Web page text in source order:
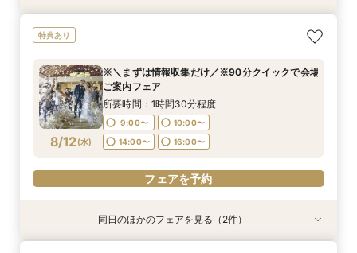
8/11(火)
【菊水楼FULL体験】15大特典＆目の前仕上げの
9:00〜
14:00〜
16:00〜
フェアを予約
8/11(火)
※＼まずは情報収集だけ／※90分クイックで会場
9:00〜
14:00〜
16:00〜
フェアを予約
8/11(火)
《★オンライン90分フェア★》一旦情報収集の
9:00〜
14:00〜
16:00〜
フェアを予約
特典あり
8/12(水)
※＼まずは情報収集だけ／※90分クイックで会場
ご案内フェア
所要時間：1時間30分程度
9:00〜
10:00〜
14:00〜
16:00〜
フェアを予約
特典あり同日のほかのフェアを見る（2件）